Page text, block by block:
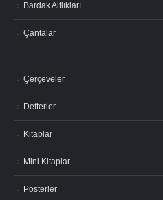
Bardak Altlıkları
Çantalar
Çerçeveler
Defterler
Kitaplar
Mini Kitaplar
Posterler